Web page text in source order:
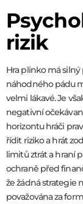
rizik
Hra plinko má
náhodného pádu
velmi lákavé. Je
negativní
horizontu hráči
řídit riziko a hrát
limitů ztrát a hraní
ochraně před
že žádná strategie
považována za